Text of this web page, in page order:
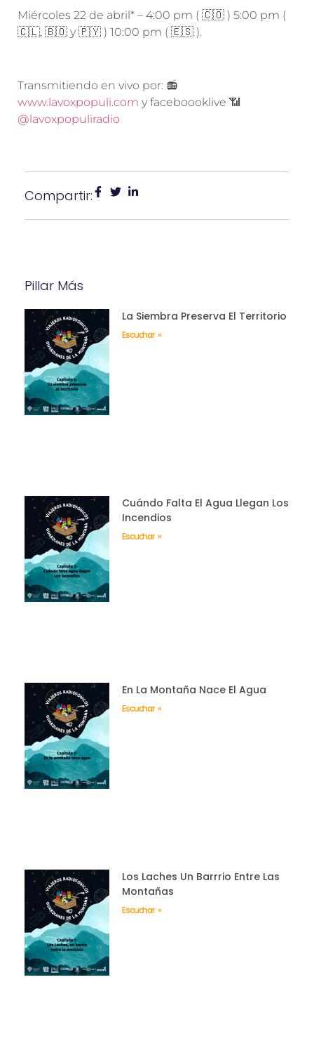
Miércoles 22 de abril* – 4:00 pm ( 🇨🇴 ) 5:00 pm (
🇨🇱, 🇧🇴 y 🇵🇾 ) 10:00 pm ( 🇪🇸 ).
Transmitiendo en vivo por: 📻
www.lavoxpopuli.com y faceboooklive 📶
@lavoxpopuliradio
Compartir:
Pillar Más
La Siembra Preserva El Territorio
Escuchar »
Cuándo Falta El Agua Llegan Los
Incendios
Escuchar »
En La Montaña Nace El Agua
Escuchar »
Los Laches Un Barrrio Entre Las
Montañas
Escuchar »